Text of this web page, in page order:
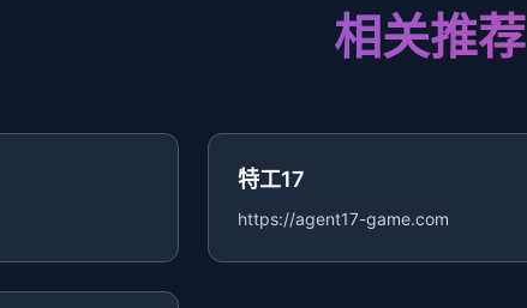
相关推荐
特工17
https://agent17-game.com